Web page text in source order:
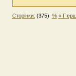
Сторінки: (375) % «